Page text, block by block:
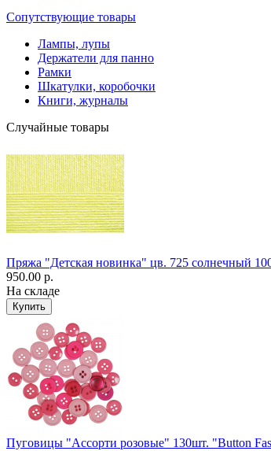
Сопутствующие товары
Лампы, лупы
Держатели для панно
Рамки
Шкатулки, коробочки
Книги, журналы
Случайные товары
Пряжа "Детская новинка" цв. 725 солнечный
950.00 р.
На складе
Пуговицы "Ассорти розовые" 130шт. "Button